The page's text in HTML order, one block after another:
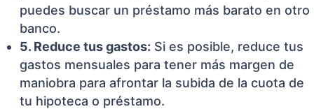
puedes buscar un préstamo más barato en otro
banco.
5. Reduce tus gastos: Si es posible, reduce tus
gastos mensuales para tener más margen de
maniobra para afrontar la subida de la cuota de
tu hipoteca o préstamo.